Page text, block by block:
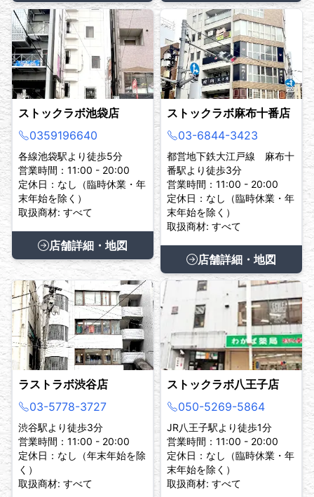
ストックラボ池袋店
0359196640
各線池袋駅より徒歩5分
営業時間：11:00 - 20:00
定休日：なし（臨時休業・年
末年始を除く）
取扱商材: すべて
店舗詳細・地図
ストックラボ麻布十番店
03-6844-3423
都営地下鉄大江戸線 麻布十
番駅より徒歩3分
営業時間：11:00 - 20:00
定休日：なし（臨時休業・年
末年始を除く）
取扱商材: すべて
店舗詳細・地図
ラストラボ渋谷店
03-5778-3727
渋谷駅より徒歩3分
営業時間：11:00 - 20:00
定休日：なし（年末年始を除
く）
取扱商材: すべて
ストックラボ八王子店
050-5269-5864
JR八王子駅より徒歩1分
営業時間：11:00 - 20:00
定休日：なし（臨時休業・年
末年始を除く）
取扱商材: すべて